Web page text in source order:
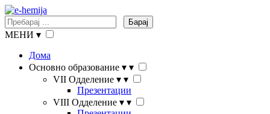
Барај
МЕНИ ▾
Дома
Основно образование ▾ ▾
VII Одделение ▾ ▾
Презентации
VIII Одделение ▾ ▾